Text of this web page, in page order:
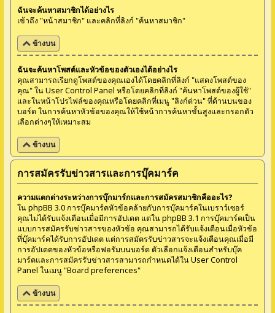
ฉันจะค้นหาสมาชิกได้อย่างไร
เข้าถึง "หน้าสมาชิก" และคลิกที่ลิงก์ "ค้นหาสมาชิก"
ข้างบน
ฉันจะค้นหาโพสต์และหัวข้อของตัวเองได้อย่างไร
คุณสามารถเรียกดูโพสต์ของคุณเองได้โดยคลิกที่ลิงก์ "แสดงโพสต์ของ
คุณ" ใน User Control Panel หรือโดยคลิกที่ลิงก์ "ค้นหาโพสต์ของผู้ใช้"
และในหน้าโปรไฟล์ของคุณหรือโดยคลิกที่เมนู "ลิงก์ด่วน" ที่ด้านบนของ
บอร์ด ในการค้นหาหัวข้อของคุณให้ใช้หน้าการค้นหาขั้นสูงและกรอกตัว
เลือกต่างๆให้เหมาะสม
ข้างบน
การสมัครรับข่าวสารและการบุ๊คมาร์ค
ความแตกต่างระหว่างการบุ๊กมาร์กและการสมัครสมาชิกคืออะไร?
ใน phpBB 3.0 การบุ๊คมาร์คหัวข้อคล้ายกับการบุ๊คมาร์คในเบราว์เซอร์
คุณไม่ได้รับแจ้งเตือนเมื่อมีการอัปเดต แต่ใน phpBB 3.1 การบุ๊คมาร์คเป็น
แบบการสมัครรับข่าวสารของหัวข้อ คุณสามารถได้รับแจ้งเตือนเมื่อหัวข้อ
ที่บุ๊คมาร์คได้รับการอัปเดต แต่การสมัครรับข่าวสารจะแจ้งเตือนคุณเมื่อมี
การอัปเดตของหัวข้อหรือฟอรัมบนบอร์ด ตัวเลือกแจ้งเตือนสำหรับบุ๊ค
มาร์คและการสมัครรับข่าวสารสามารถกำหนดได้ใน User Control
Panel ในเมนู "Board preferences"
ข้างบน